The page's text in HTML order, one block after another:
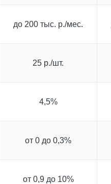
до 200 тыс. р./мес.
25 р./шт.
4,5%
от 0 до 0,3%
от 0,9 до 10%